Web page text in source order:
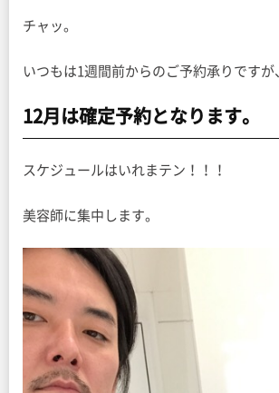
チャッ。
いつもは1週間前からのご予約承りです
12月は確定予約となります。
スケジュールはいれまテン！！！
美容師に集中します。